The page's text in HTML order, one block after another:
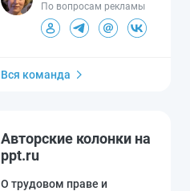
По вопросам рекламы
Вся команда
Авторские колонки на
ppt.ru
О трудовом праве и